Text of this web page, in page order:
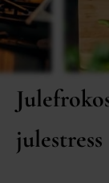
julestress